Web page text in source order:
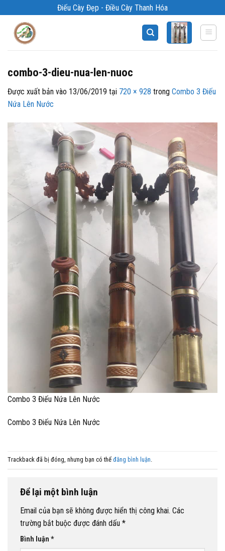
qua
Điếu Cày Đẹp - Điều Cày Thanh Hóa
combo-3-dieu-nua-len-nuoc
Được xuất bản vào 13/06/2019 tại 720 × 928 trong Combo 3 Điếu
Nứa Lên Nước
Combo 3 Điếu Nứa Lên Nước
Combo 3 Điếu Nứa Lên Nước
Trackback đã bị đóng, nhưng bạn có thể đăng bình luận
Để lại một bình luận
Email của bạn sẽ không được hiển thị công khai. Các
trường bắt buộc được đánh dấu *
Bình luận *